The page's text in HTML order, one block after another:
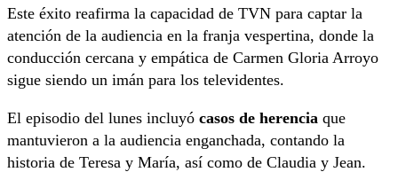
Este éxito reafirma la capacidad de TVN para captar la
atención de la audiencia en la franja vespertina, donde la
conducción cercana y empática de Carmen Gloria Arroyo
sigue siendo un imán para los televidentes.
El episodio del lunes incluyó casos de herencia que
mantuvieron a la audiencia enganchada, contando la
historia de Teresa y María, así como de Claudia y Jean.